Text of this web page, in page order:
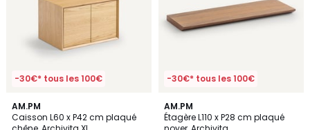
-30€* tous les 100€
AM.PM
Caisson L60 x P42 cm plaqué
5
/
5
-30€* tous les 100€
AM.PM
Étagère L110 x P28 cm plaqué
4
/
5